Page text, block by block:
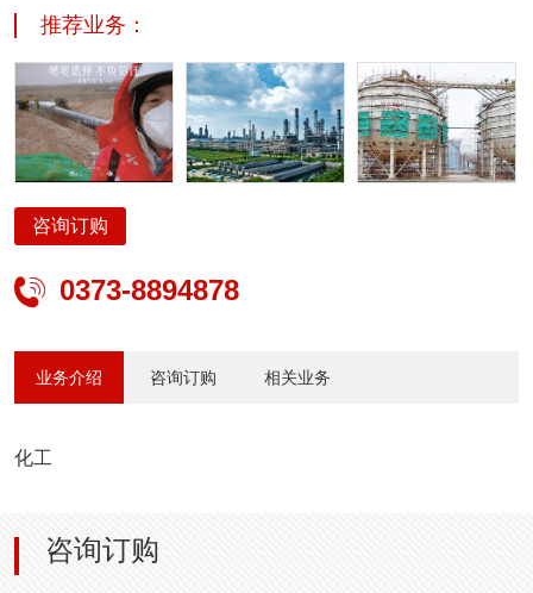
推荐业务：
咨询订购
 0373-8894878
业务介绍 咨询订购 相关业务
化工
咨询订购